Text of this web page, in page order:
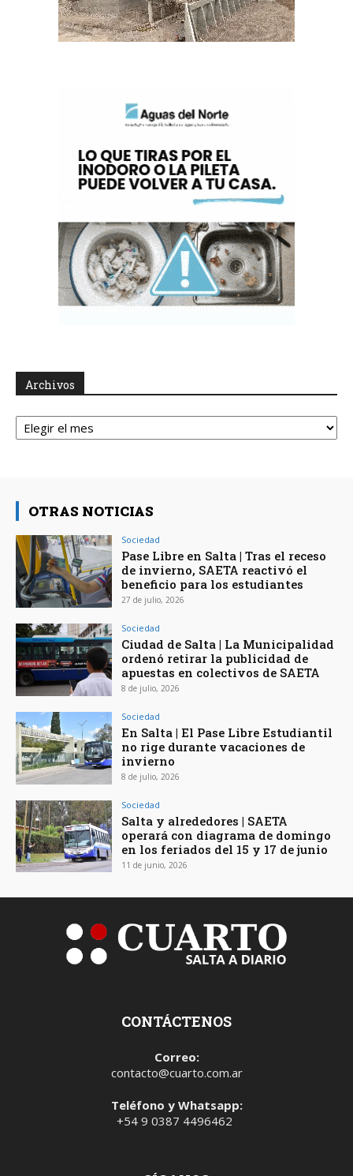
Archivos
Archivos
OTRAS NOTICIAS
Sociedad
Pase Libre en Salta | Tras el receso
de invierno, SAETA reactivó el
beneficio para los estudiantes
27 de julio, 2026
Sociedad
Ciudad de Salta | La Municipalidad
ordenó retirar la publicidad de
apuestas en colectivos de SAETA
8 de julio, 2026
Sociedad
En Salta | El Pase Libre Estudiantil
no rige durante vacaciones de
invierno
8 de julio, 2026
Sociedad
Salta y alrededores | SAETA
operará con diagrama de domingo
en los feriados del 15 y 17 de junio
11 de junio, 2026
CONTÁCTENOS
Correo:
contacto@cuarto.com.ar
Teléfono y Whatsapp:
+54 9 0387 4496462